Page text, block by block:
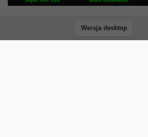
Wersja desktop